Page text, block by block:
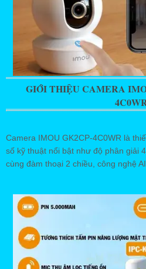
GIỚI THIỆU CAMERA
Camera IMOU GK2CP-4C0WR là
số kỹ thuật nổi bật như độ phân giải
cùng đàm thoại 2 chiều, công nghệ